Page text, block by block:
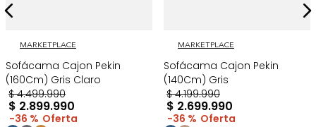
MARKETPLACE
Sofácama Cajon Pekin
(160Cm) Gris Claro
$ 4.499.990
$ 2.899.990
36 %
MARKETPLACE
Sofácama Cajon Pekin
(140Cm) Gris
$ 4.199.990
$ 2.699.990
36 %